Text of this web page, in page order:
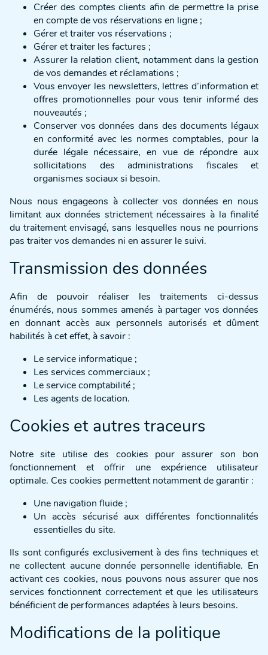
Créer des comptes clients afin de permettre la prise
en compte de vos réservations en ligne ;
Gérer et traiter vos réservations ;
Gérer et traiter les factures ;
Assurer la relation client, notamment dans la gestion
de vos demandes et réclamations ;
Vous envoyer les newsletters, lettres d’information et
offres promotionnelles pour vous tenir informé des
nouveautés ;
Conserver vos données dans des documents légaux
en conformité avec les normes comptables, pour la
durée légale nécessaire, en vue de répondre aux
sollicitations des administrations fiscales et
organismes sociaux si besoin.
Nous nous engageons à collecter vos données en nous
limitant aux données strictement nécessaires à la finalité
du traitement envisagé, sans lesquelles nous ne pourrions
pas traiter vos demandes ni en assurer le suivi.
Transmission des données
Afin de pouvoir réaliser les traitements ci-dessus
énumérés, nous sommes amenés à partager vos données
en donnant accès aux personnels autorisés et dûment
habilités à cet effet, à savoir :
Le service informatique ;
Les services commerciaux ;
Le service comptabilité ;
Les agents de location.
Cookies et autres traceurs
Notre site utilise des cookies pour assurer son bon
fonctionnement et offrir une expérience utilisateur
optimale. Ces cookies permettent notamment de garantir :
Une navigation fluide ;
Un accès sécurisé aux différentes fonctionnalités
essentielles du site.
Ils sont configurés exclusivement à des fins techniques et
ne collectent aucune donnée personnelle identifiable. En
activant ces cookies, nous pouvons nous assurer que nos
services fonctionnent correctement et que les utilisateurs
bénéficient de performances adaptées à leurs besoins.
Modifications de la politique